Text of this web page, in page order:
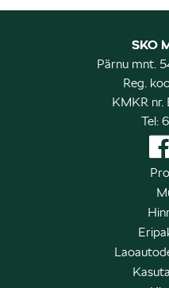
SKO
Pärnu mnt.
Reg.
KMKR nr.
Tel: